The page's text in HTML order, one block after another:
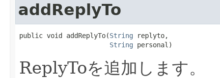
addReplyTo
public void addReplyTo(String replyto,
String personal)
ReplyToを追加します。